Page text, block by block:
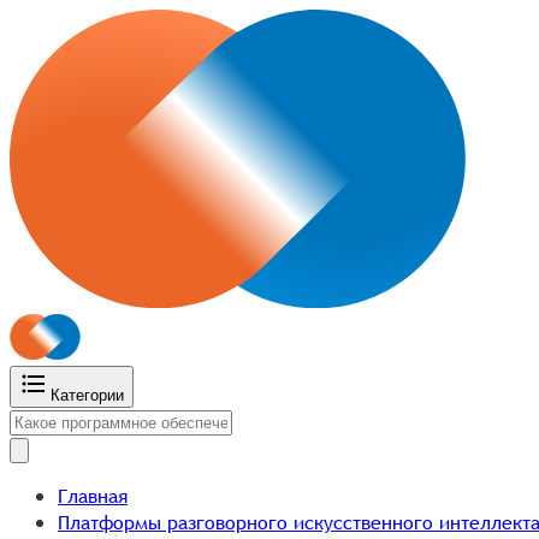
Категории
Главная
Платформы разговорного искусственного